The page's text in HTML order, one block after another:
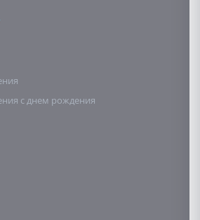
с днем рождения